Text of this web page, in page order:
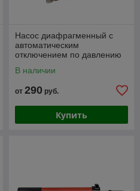
Насос диафрагменный с
автоматическим
отключением по давлению
молока, сока
В наличии
от 290 руб.
Купить